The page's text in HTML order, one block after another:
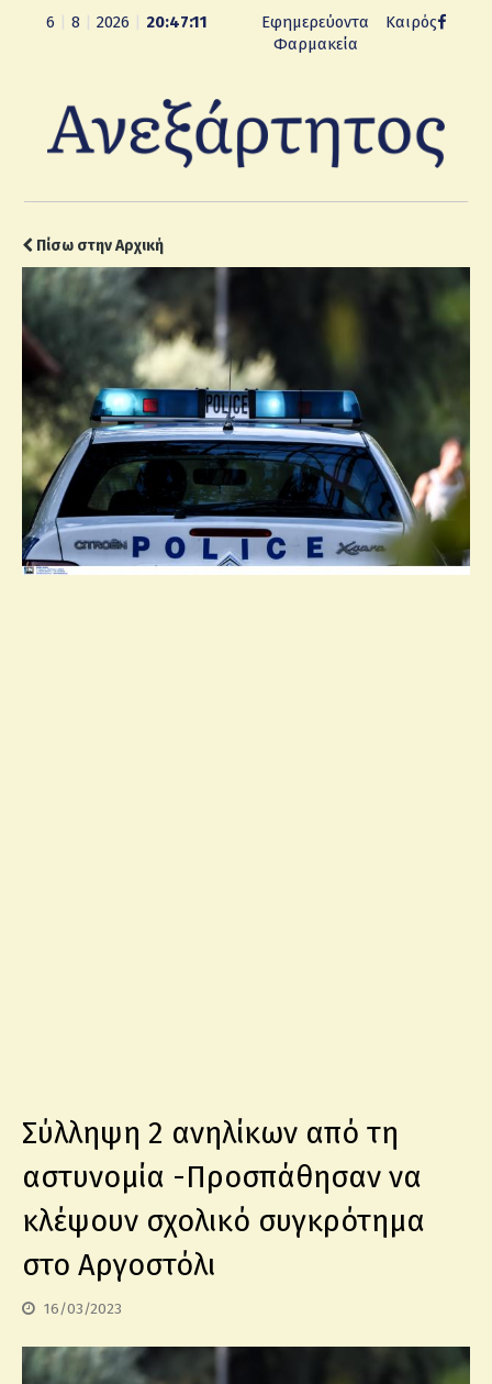
6 8 2026 20:47:12
Εφημερεύοντα
Φαρμακεία
Καιρός
Πίσω στην Αρχική
Σύλληψη 2 ανηλίκων από τη
αστυνομία -Προσπάθησαν να
κλέψουν σχολικό συγκρότημα
στο Αργοστόλι
16/03/2023